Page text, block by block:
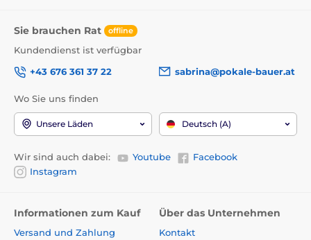
Sie brauchen Rat offline
Kundendienst ist verfügbar
+43 676 361 37 22
sabrina@pokale-bauer.at
Wo Sie uns finden
Unsere Läden Deutsch (A)
Wir sind auch dabei: Youtube
Facebook
Instagram
Informationen zum Kauf
Versand und Zahlung
Über das Unternehmen
Kontakt